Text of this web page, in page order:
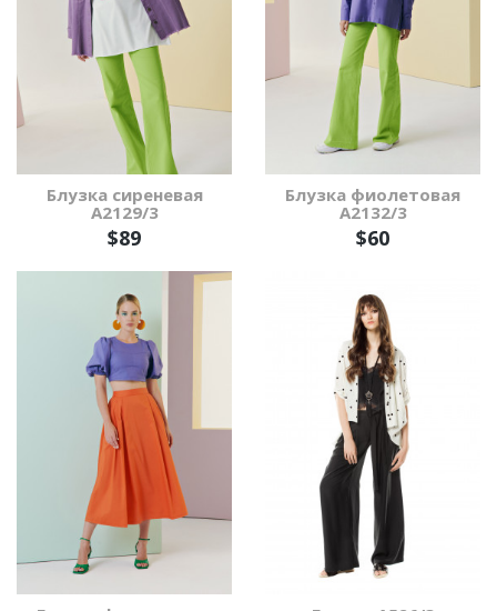
Блузка сиреневая
А2129/3
$89
Блузка фиолетовая
А2132/3
$60